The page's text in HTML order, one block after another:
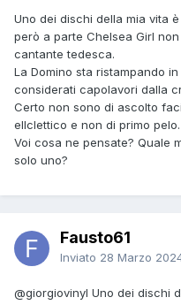
Uno dei dischi della mia vita
però a parte Chelsea Girl
cantante tedesca.
La Domino sta ristampando
considerati capolavori dalla
Certo non sono di ascolto
ellclettico e non di primo pelo.
Voi cosa ne pensate? Quale
solo uno?
Fausto61
Inviato 28 Marzo
@giorgiovinyl Uno dei dischi